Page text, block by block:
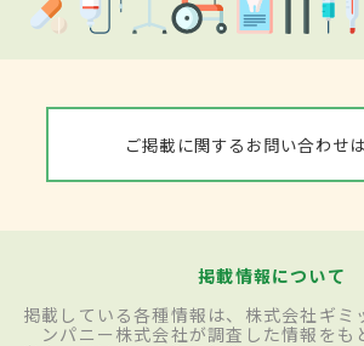
ご掲載に関するお問い合わせ
掲載情報について
掲載している各種情報は、株式会社ギミ
ンパニー株式会社が調査した情報をも